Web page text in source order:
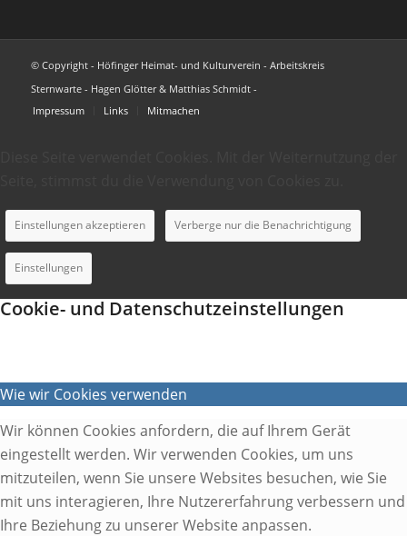
© Copyright - Höfinger Heimat- und Kulturverein - Arbeitskreis
Sternwarte - Hagen Glötter & Matthias Schmidt -
Impressum
Links Mitmachen
Einstellungen akzeptieren Verberge nur die Benachrichtigung
Einstellungen
Cookie- und Datenschutzeinstellungen
Wie wir Cookies verwenden
Wir können Cookies anfordern, die auf Ihrem Gerät
eingestellt werden. Wir verwenden Cookies, um uns
mitzuteilen, wenn Sie unsere Websites besuchen, wie Sie
mit uns interagieren, Ihre Nutzererfahrung verbessern und
Ihre Beziehung zu unserer Website anpassen.